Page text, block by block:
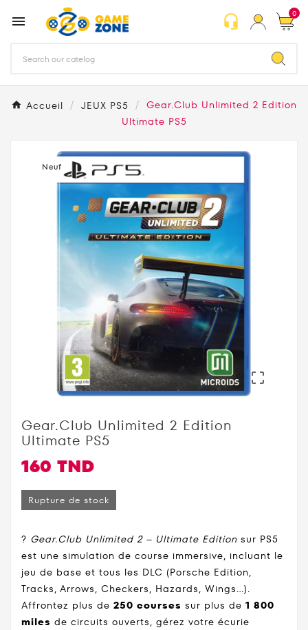
 headset_mic 0
Accueil JEUX PS5
Gear.Club Unlimited 2 Edition
Ultimate PS5
Neuf

Gear.Club Unlimited 2 Edition
Ultimate PS5
160 TND
Rupture de stock
?️ Gear.Club Unlimited 2 – Ultimate Edition sur PS5
est une simulation de course immersive, incluant le
jeu de base et tous les DLC (Porsche Edition,
Tracks, Arrows, Checkers, Hazards, Wings…).
Affrontez plus de 250 courses sur plus de 1 800
miles de circuits ouverts, gérez votre écurie